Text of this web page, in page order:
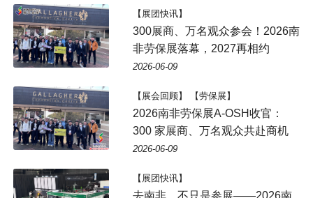
【展团快讯】
300展商、万名观众参会！2026南
非劳保展落幕，2027再相约
2026-06-09
【展会回顾】 【劳保展】
2026南非劳保展A-OSH收官：
300 家展商、万名观众共赴商机
2026-06-09
【展团快讯】
去南非，不只是参展——2026南